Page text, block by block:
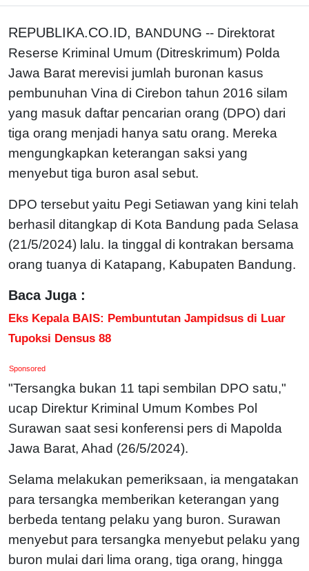
REPUBLIKA.CO.ID, BANDUNG -- Direktorat
Reserse Kriminal Umum (Ditreskrimum) Polda
Jawa Barat merevisi jumlah buronan kasus
pembunuhan Vina di Cirebon tahun 2016 silam
yang masuk daftar pencarian orang (DPO) dari
tiga orang menjadi hanya satu orang. Mereka
mengungkapkan keterangan saksi yang
menyebut tiga buron asal sebut.
DPO tersebut yaitu Pegi Setiawan yang kini telah
berhasil ditangkap di Kota Bandung pada Selasa
(21/5/2024) lalu. Ia tinggal di kontrakan bersama
orang tuanya di Katapang, Kabupaten Bandung.
Baca Juga :
Eks Kepala BAIS: Pembuntutan Jampidsus di Luar
Tupoksi Densus 88
Sponsored
"Tersangka bukan 11 tapi sembilan DPO satu,"
ucap Direktur Kriminal Umum Kombes Pol
Surawan saat sesi konferensi pers di Mapolda
Jawa Barat, Ahad (26/5/2024).
Selama melakukan pemeriksaan, ia mengatakan
para tersangka memberikan keterangan yang
berbeda tentang pelaku yang buron. Surawan
menyebut para tersangka menyebut pelaku yang
buron mulai dari lima orang, tiga orang, hingga